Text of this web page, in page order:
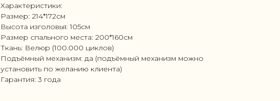
Характеристики:
Размер: 214*172см
Высота изголовья: 105см
Размер спального места: 200*160см
Ткань: Велюр (100.000 циклов)
Подъёмный механизм: да (подъёмный механизм можно
установить по желанию клиента)
Гарантия: 3 года